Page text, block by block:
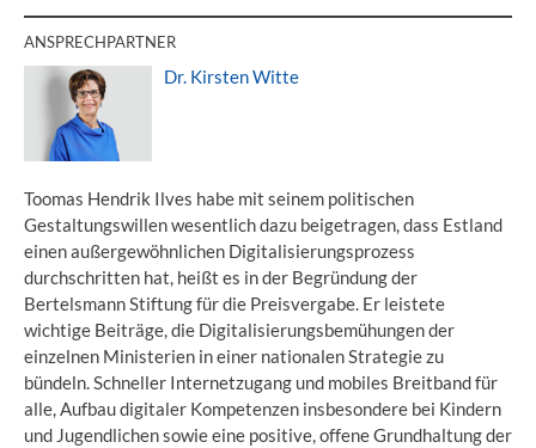
ANSPRECHPARTNER
Dr. Kirsten Witte
Toomas Hendrik Ilves habe mit seinem politischen
Gestaltungswillen wesentlich dazu beigetragen, dass Estland
einen außergewöhnlichen Digitalisierungsprozess
durchschritten hat, heißt es in der Begründung der
Bertelsmann Stiftung für die Preisvergabe. Er leistete
wichtige Beiträge, die Digitalisierungsbemühungen der
einzelnen Ministerien in einer nationalen Strategie zu
bündeln. Schneller Internetzugang und mobiles Breitband für
alle, Aufbau digitaler Kompetenzen insbesondere bei Kindern
und Jugendlichen sowie eine positive, offene Grundhaltung der